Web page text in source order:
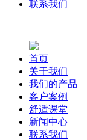
联系我们
首页
关于我们
我们的产品
客户案例
舒适课堂
新闻中心
联系我们